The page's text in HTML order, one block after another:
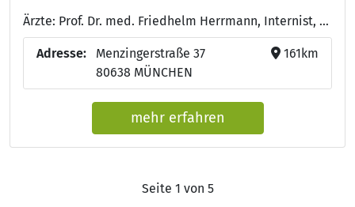
Ärzte: Prof. Dr. med. Friedhelm Herrmann, Internist, Onkologie, Hämatoonkologie, Hämatologie, Hämostaseologie, Immunologie - Nur al Khalidi, Praxismanagement, Medizinische Fachangestellte, Onkologieweiterbildung - Hasret Ülger, Medizinische Fachangestellte - Jan Lennart Herrmann, Master in Medienmanagement, IT-Support
Adresse:
Menzingerstraße 37
80638 MÜNCHEN
161km
mehr erfahren
Seite 1 von 5